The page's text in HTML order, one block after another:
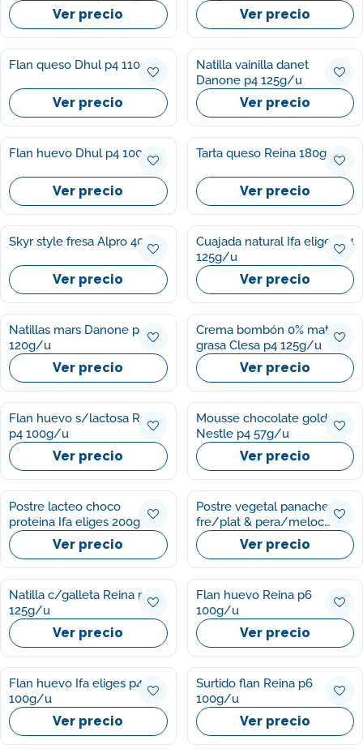
Ver precio Ver precio
Flan queso Dhul p4 110g/u
Ver precio
Natilla vainilla danet
Danone p4 125g/u
Ver precio
Flan huevo Dhul p4 100g/u
Ver precio
Tarta queso Reina 180g
Ver precio
Skyr style fresa Alpro 400g
Ver precio
Cuajada natural Ifa eliges p4
125g/u
Ver precio
Natillas mars Danone p4
120g/u
Ver precio
Crema bombón 0% materia
grasa Clesa p4 125g/u
Ver precio
Flan huevo s/lactosa Reina
p4 100g/u
Ver precio
Mousse chocolate gold
Nestle p4 57g/u
Ver precio
Postre lacteo choco
proteina Ifa eliges 200g
Ver precio
Postre vegetal panache
fre/plat & pera/meloc
Alpro p4 125g/u
Ver precio
Natilla c/galleta Reina p8
125g/u
Ver precio
Flan huevo Reina p6
100g/u
Ver precio
Flan huevo Ifa eliges p4
100g/u
Ver precio
Surtido flan Reina p6
100g/u
Ver precio